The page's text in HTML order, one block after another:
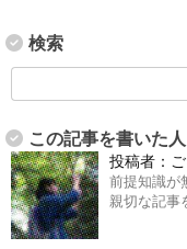
検索
この記事を書いた人
投稿者：
前提知識が
親切な記事